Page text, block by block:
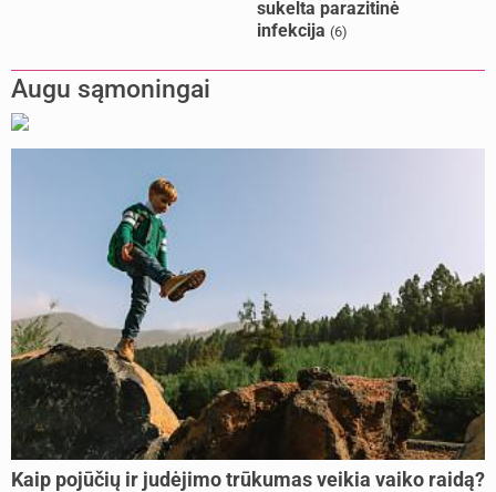
sukelta parazitinė
infekcija (6)
Augu sąmoningai
Kaip pojūčių ir judėjimo trūkumas veikia vaiko raidą?